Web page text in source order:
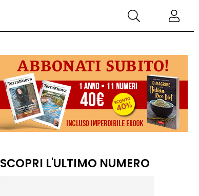
SCOPRI L'ULTIMO NUMERO